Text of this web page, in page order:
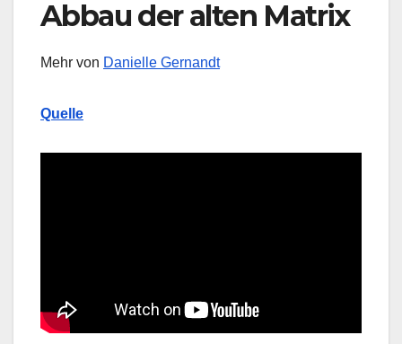
Abbau der alten Matrix
Mehr von Danielle Gernandt
Quelle